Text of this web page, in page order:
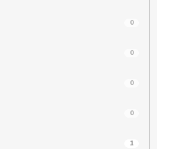
0
0
0
0
1